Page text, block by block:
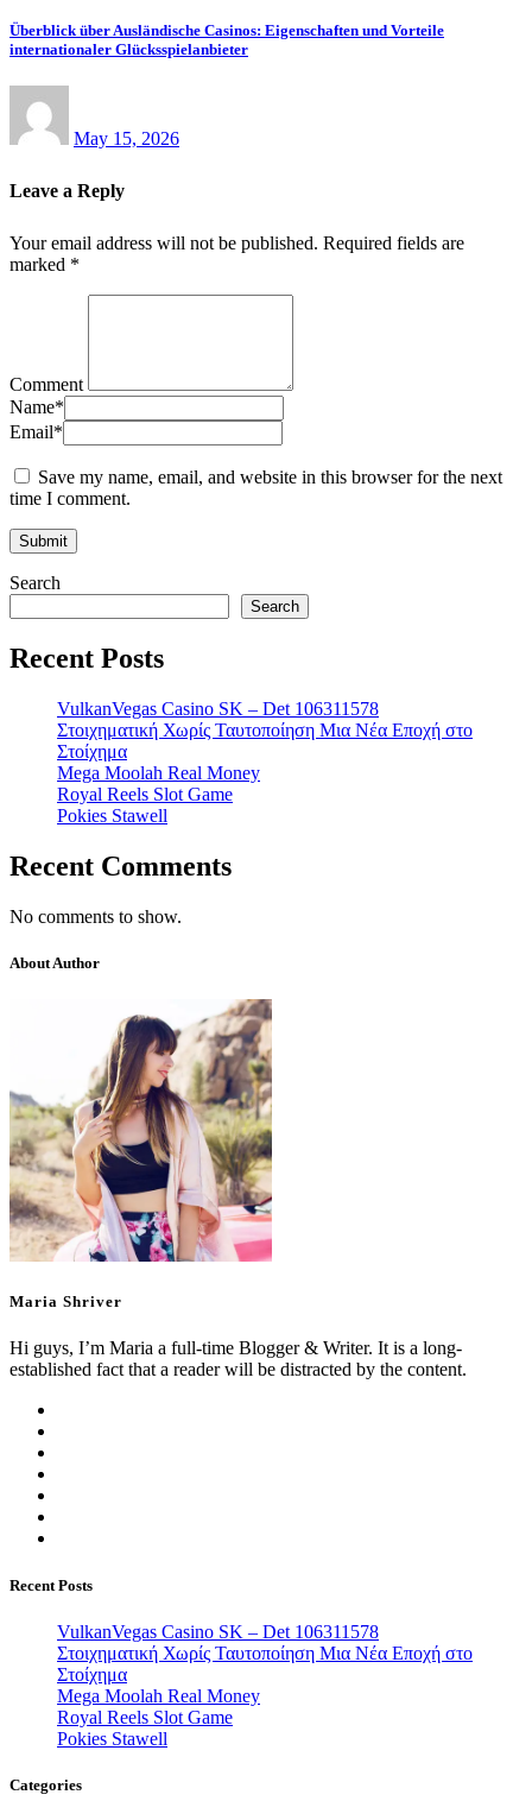
Überblick über Ausländische Casinos: Eigenschaften und Vorteile
internationaler Glücksspielanbieter
May 15, 2026
Leave a Reply
Your email address will not be published. Required fields are
marked *
Comment
Name*
Email*
Save my name, email, and website in this browser for the next
time I comment.
Search
Search
Recent Posts
VulkanVegas Casino SK – Det 106311578
Στοιχηματική Χωρίς Ταυτοποίηση Μια Νέα Εποχή στο
Στοίχημα
Mega Moolah Real Money
Royal Reels Slot Game
Pokies Stawell
Recent Comments
No comments to show.
About Author
Maria Shriver
Hi guys, I’m Maria a full-time Blogger & Writer. It is a long-
established fact that a reader will be distracted by the content.
Recent Posts
VulkanVegas Casino SK – Det 106311578
Στοιχηματική Χωρίς Ταυτοποίηση Μια Νέα Εποχή στο
Στοίχημα
Mega Moolah Real Money
Royal Reels Slot Game
Pokies Stawell
Categories